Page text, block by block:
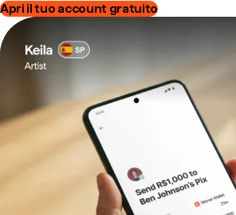
Apri il tuo account gratuito